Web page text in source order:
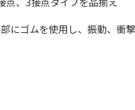
にゴムを使用し、振動、衝